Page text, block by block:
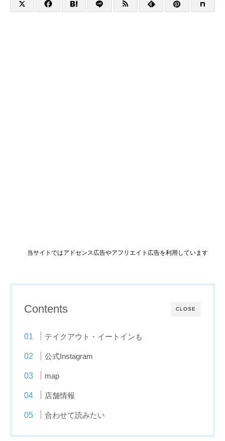
当サイトではアドセンス広告やアフリエイト広告を利用しています
CLOSE
Contents
テイクアウト・イートインも
公式Instagram
map
店舗情報
合わせて読みたい